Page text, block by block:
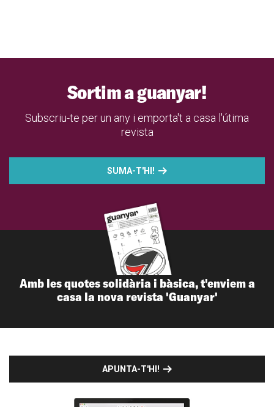
Sortim a guanyar!
Subscriu-te per un any i emporta't a casa l'útima
revista
SUMA-T'HI!
Amb les quotes solidària i bàsica, t'enviem a
casa la nova revista 'Guanyar'
APUNTA-T'HI!